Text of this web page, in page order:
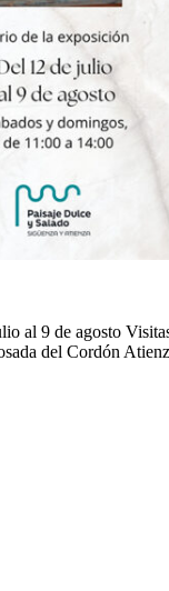
al 9 de agosto
del Cordón